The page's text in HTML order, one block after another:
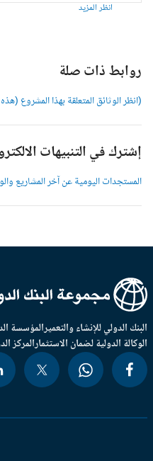
انظر المزيد
روابط ذات صلة
(انظر الوثائق المتعلقة بهذا المشروع (هذه
إشترك في التنبيهات
المستجدات اليومية عن آخر المشاريع
الدولي للإنشاء والتعميرالمؤسسة
الدولية لضمان الاستثمارالمركز